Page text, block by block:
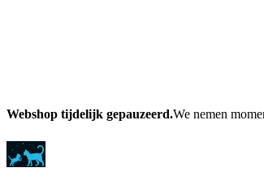
Webshop tijdelijk gepauzeerd.We nemen